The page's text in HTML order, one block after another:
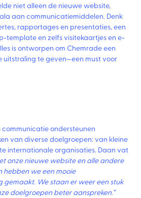
niet alleen de nieuwe website,
aan communicatiemiddelen. Denk
rapportages en presentaties, een
template en zelfs visitekaartjes en e-
is ontworpen om Chemrade een
uitstraling te geven—een must voor
ondersteunen
van diverse doelgroepen: van kleine
internationale organisaties. Daan vat
onze nieuwe website en alle andere
we een mooie
gemaakt. We staan er weer een stuk
doelgroepen beter aanspreken.”